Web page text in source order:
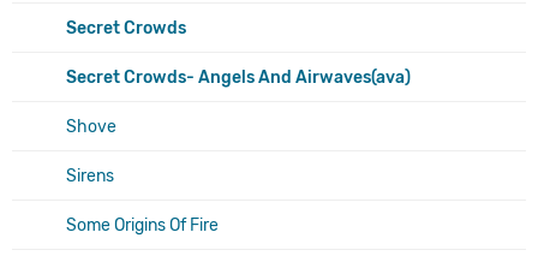
Secret Crowds
Secret Crowds- Angels And Airwaves(ava)
Shove
Sirens
Some Origins Of Fire